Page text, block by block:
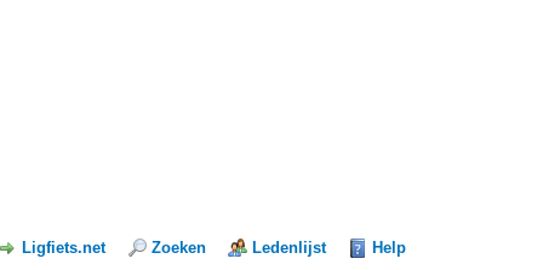
Ligfiets.net Zoeken Ledenlijst Help